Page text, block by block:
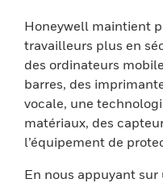
Honeywell maintient
travailleurs plus en
des ordinateurs
barres, des
vocale, une
matériaux, des
l’équipement de
En nous appuyant sur